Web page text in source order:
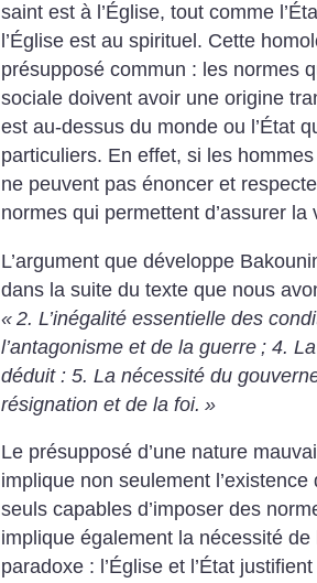
saint est à l’Église, tout comme
l’Église est au spirituel. Cette
présupposé commun : les normes
sociale doivent avoir une origine
est au-dessus du monde ou l’État
particuliers. En effet, si les
ne peuvent pas énoncer et
normes qui permettent d’assurer la
L’argument que développe
dans la suite du texte que nous
« 2. L’inégalité essentielle des
l’anta­gonisme et de la guerre ; 4.
déduit : 5. La nécessité du
résignation et de la foi. »
Le présupposé d’une nature
implique non seulement
seuls capables d’imposer des
implique également la nécessité de
paradoxe : l’Église et l’État